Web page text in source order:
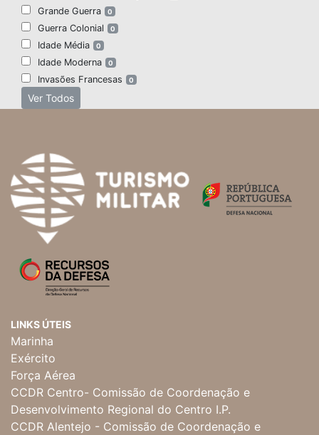
Grande Guerra 0
Guerra Colonial 0
Idade Média 0
Idade Moderna 0
Invasões Francesas 0
Ver Todos
LINKS ÚTEIS
Marinha
Exército
Força Aérea
CCDR Centro- Comissão de Coordenação e
Desenvolvimento Regional do Centro I.P.
CCDR Alentejo - Comissão de Coordenação e